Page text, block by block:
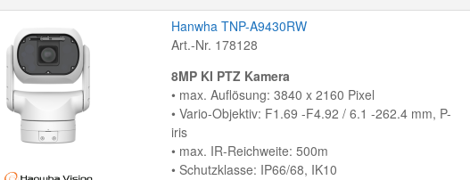
Hanwha TNP-A9430RW
Art.-Nr. 178128
8MP KI PTZ Kamera
• max. Auflösung: 3840 x 2160 Pixel
• Vario-Objektiv: F1.69 -F4.92 / 6.1 -262.4 mm, P-
iris
• max. IR-Reichweite: 500m
• Schutzklasse: IP66/68, IK10